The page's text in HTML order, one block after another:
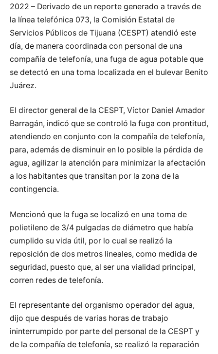
2022 – Derivado de un reporte generado a través de
la línea telefónica 073, la Comisión Estatal de
Servicios Públicos de Tijuana (CESPT) atendió este
día, de manera coordinada con personal de una
compañía de telefonía, una fuga de agua potable que
se detectó en una toma localizada en el bulevar Benito
Juárez.
El director general de la CESPT, Víctor Daniel Amador
Barragán, indicó que se controló la fuga con prontitud,
atendiendo en conjunto con la compañía de telefonía,
para, además de disminuir en lo posible la pérdida de
agua, agilizar la atención para minimizar la afectación
a los habitantes que transitan por la zona de la
contingencia.
Mencionó que la fuga se localizó en una toma de
polietileno de 3/4 pulgadas de diámetro que había
cumplido su vida útil, por lo cual se realizó la
reposición de dos metros lineales, como medida de
seguridad, puesto que, al ser una vialidad principal,
corren redes de telefonía.
El representante del organismo operador del agua,
dijo que después de varias horas de trabajo
ininterrumpido por parte del personal de la CESPT y
de la compañía de telefonía, se realizó la reparación